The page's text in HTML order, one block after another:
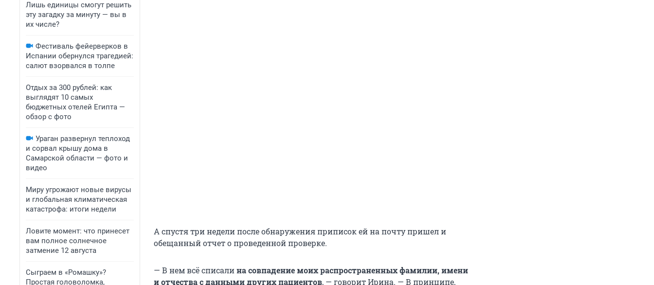
Лишь единицы смогут решить
эту загадку за минуту — вы в
их числе?
Фестиваль фейерверков в
Испании обернулся трагедией:
салют взорвался в толпе
Отдых за 300 рублей: как
выглядят 10 самых
бюджетных отелей Египта —
обзор с фото
Ураган развернул теплоход
и сорвал крышу дома в
Самарской области — фото и
видео
Миру угрожают новые вирусы
и глобальная климатическая
катастрофа: итоги недели
Ловите момент: что принесет
вам полное солнечное
затмение 12 августа
Сыграем в «Ромашку»?
Простая головоломка,
А спустя три недели после обнаружения приписок ей на почту пришел и
обещанный отчет о проведенной проверке.
— В нем всё списалина совпадение моих распространенных фамилии, имени
и отчества с данными других пациентов, — говорит Ирина. — В принципе,